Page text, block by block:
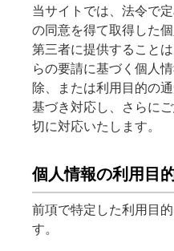
当サイトでは、法令で
の同意を得て取得した
第三者に提供すること
らの要請に基づく個人
除、または利用目的の
基づき対応し、さらに
切に対応いたします。
個人情報の利用目
前項で特定した利用目
す。